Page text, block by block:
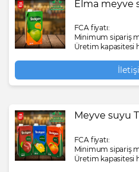
Elma meyve
FCA fiyatı:
Minimum sipariş
Üretim kapasitesi
Meyve suyu
FCA fiyatı:
Minimum sipariş
Üretim kapasitesi